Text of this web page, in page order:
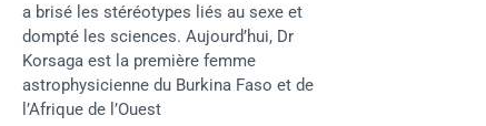
a brisé les stéréotypes liés au sexe et
dompté les sciences. Aujourd’hui, Dr
Korsaga est la première femme
astrophysicienne du Burkina Faso et de
l’Afrique de l’Ouest